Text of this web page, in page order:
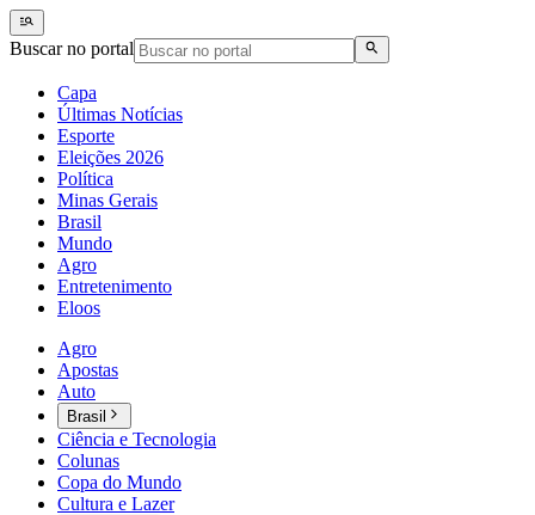
Buscar no portal
Capa
Últimas Notícias
Esporte
Eleições 2026
Política
Minas Gerais
Brasil
Mundo
Agro
Entretenimento
Eloos
Agro
Apostas
Auto
Brasil
Ciência e Tecnologia
Colunas
Copa do Mundo
Cultura e Lazer